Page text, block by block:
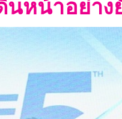
นหน้าอย่าง